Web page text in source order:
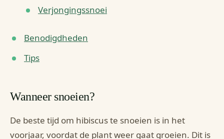
Verjongingssnoei
Benodigdheden
Tips
Wanneer snoeien?
De beste tijd om hibiscus te snoeien is in het
voorjaar, voordat de plant weer gaat groeien. Dit is